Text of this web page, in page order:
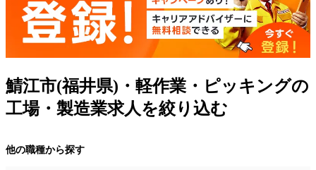
鯖江市(福井県)・軽作業・ピッキングの
工場・製造業求人を絞り込む
他の職種から探す